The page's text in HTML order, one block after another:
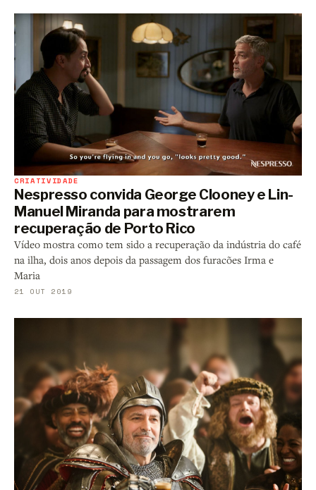
CRIATIVIDADE
Nespresso convida George Clooney e Lin-
Manuel Miranda para mostrarem
recuperação de Porto Rico
Vídeo mostra como tem sido a recuperação da indústria do café
na ilha, dois anos depois da passagem dos furacões Irma e
Maria
21 OUT 2019